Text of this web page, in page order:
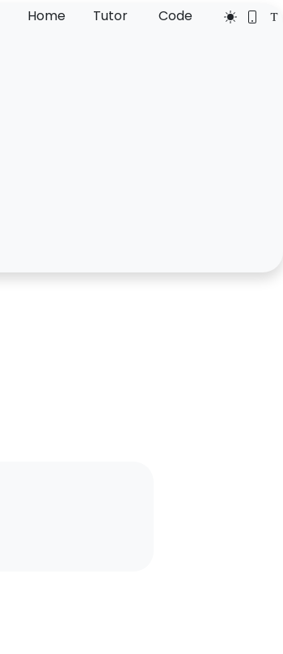
Home Tutor Code